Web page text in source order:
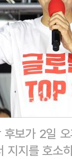
보가 2일
지지를 호